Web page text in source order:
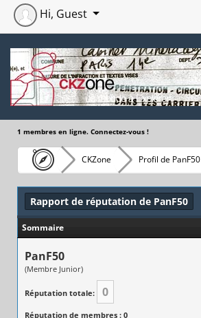
Hi, Guest
1 membres en ligne. Connectez-vous !
CKZone Profil de PanF50
Rapport de réputation de PanF50
Sommaire
PanF50
(Membre Junior)
Réputation totale: 0
Réputation de membres : 0